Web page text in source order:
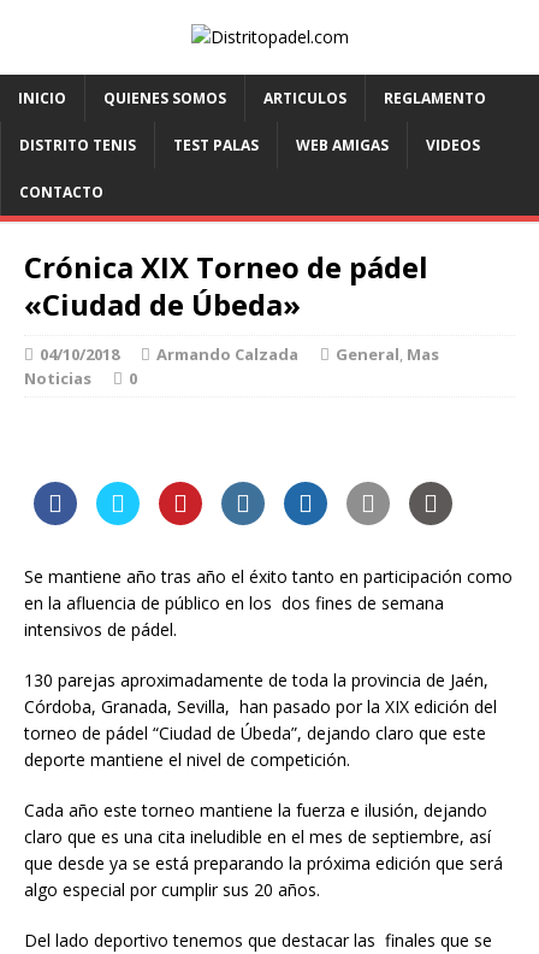
INICIO QUIENES SOMOS ARTICULOS REGLAMENTO
DISTRITO TENIS TEST PALAS WEB AMIGAS VIDEOS
CONTACTO
Crónica XIX Torneo de pádel
«Ciudad de Úbeda»
04/10/2018 Armando Calzada General, Mas
Noticias
0
Se mantiene año tras año el éxito tanto en participación como
en la afluencia de público en los dos fines de semana
intensivos de pádel.
130 parejas aproximadamente de toda la provincia de Jaén,
Córdoba, Granada, Sevilla, han pasado por la XIX edición del
torneo de pádel “Ciudad de Úbeda”, dejando claro que este
deporte mantiene el nivel de competición.
Cada año este torneo mantiene la fuerza e ilusión, dejando
claro que es una cita ineludible en el mes de septiembre, así
que desde ya se está preparando la próxima edición que será
algo especial por cumplir sus 20 años.
Del lado deportivo tenemos que destacar las finales que se